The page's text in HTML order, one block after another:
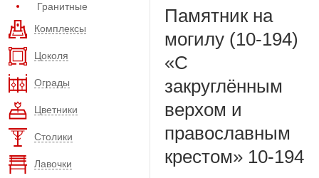
Гранитные
Комплексы
Цоколя
Ограды
Цветники
Столики
Лавочки
Памятник на
могилу (10-194)
«С
закруглённым
верхом и
православным
крестом» 10-194